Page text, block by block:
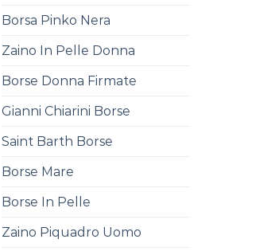
Borsa Pinko Nera
Zaino In Pelle Donna
Borse Donna Firmate
Gianni Chiarini Borse
Saint Barth Borse
Borse Mare
Borse In Pelle
Zaino Piquadro Uomo